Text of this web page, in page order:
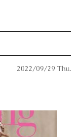
2022/09/29 Thu.